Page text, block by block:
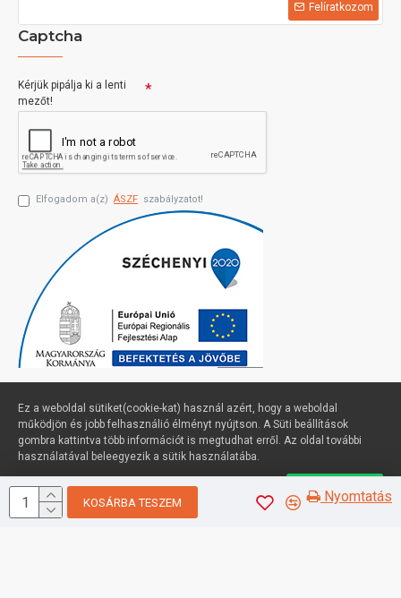
KOSÁRBA TESZEM Nyomtatás
Felíratkozom
Captcha
Kérjük pipálja ki a lenti
mezőt!
Elfogadom a(z) ÁSZF szabályzatot!
Profimuszaki.hu - exPanda ERP
Ez a weboldal sütiket(cookie-kat) használ azért, hogy a weboldal
működjön és jobb felhasználió élményt nyújtson. A Süti beállítások
gombra kattintva több információt is megtudhat erről. Az oldal további
használatával beleegyezik a sütik használatába.
Süti beállítások Elfogadom